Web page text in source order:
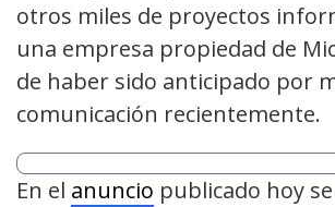
otros miles de proyectos
una empresa propiedad de
de haber sido anticipado por
comunicación recientemente.
En el anuncio publicado hoy